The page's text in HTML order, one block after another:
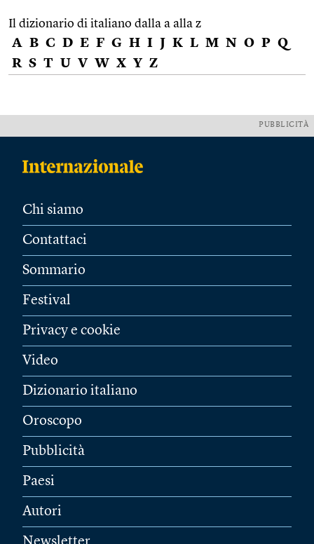
Il dizionario di italiano dalla a alla z
A B C D E F G H I J K L M N O P Q
R S T U V W X Y Z
PUBBLICITÀ
Chi siamo
Contattaci
Sommario
Festival
Privacy e cookie
Video
Dizionario italiano
Oroscopo
Pubblicità
Paesi
Autori